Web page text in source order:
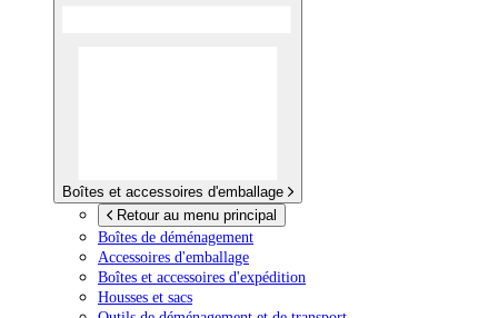
Boîtes et accessoires d'emballage
Retour au menu principal
Boîtes de déménagement
Accessoires d'emballage
Boîtes et accessoires d'expédition
Housses et sacs